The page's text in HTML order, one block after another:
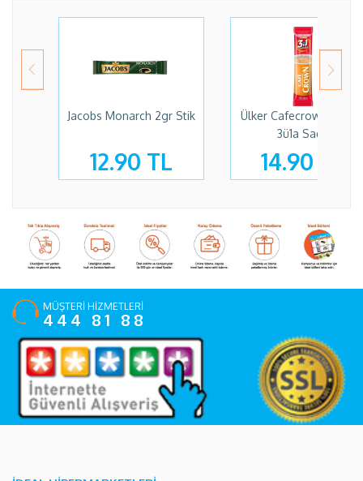
Jacobs Monarch 2gr Stik
12.90 TL
Ülker Cafecrown 17,5
3ü1a Sade
14.90 TL
MÜŞTERİ HİZMETLERİ
444 81 88